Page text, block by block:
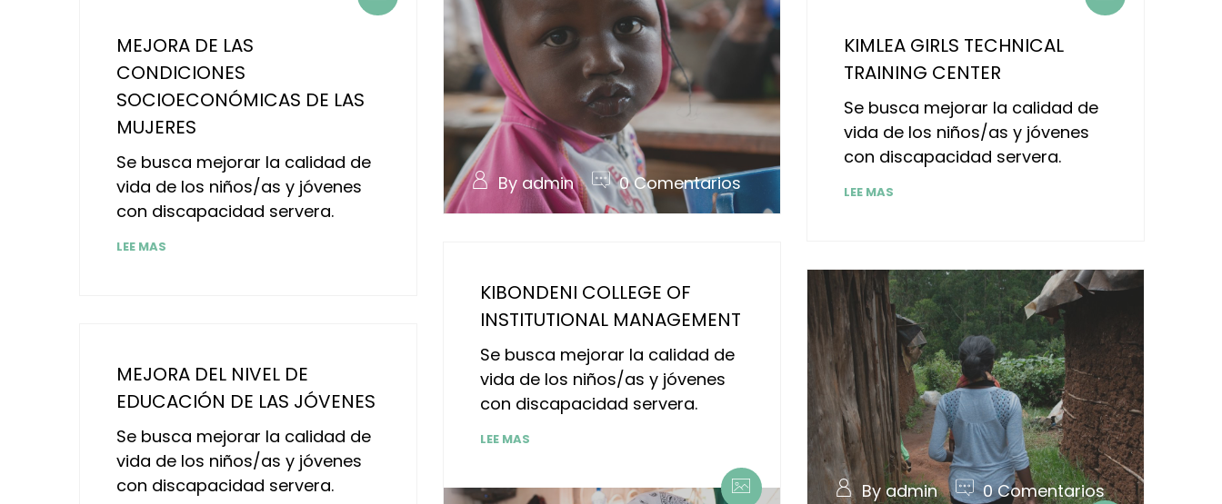
MEJORA DE LAS
CONDICIONES
SOCIOECONÓMICAS DE LAS
MUJERES
Se busca mejorar la calidad de
vida de los niños/as y jóvenes
con discapacidad servera.
LEE MAS
By admin 0 Comentarios
KIMLEA GIRLS TECHNICAL
TRAINING CENTER
Se busca mejorar la calidad de
vida de los niños/as y jóvenes
con discapacidad servera.
LEE MAS
KIBONDENI COLLEGE OF
INSTITUTIONAL MANAGEMENT
Se busca mejorar la calidad de
vida de los niños/as y jóvenes
con discapacidad servera.
LEE MAS
By admin 0 Comentarios
MEJORA DEL NIVEL DE
EDUCACIÓN DE LAS JÓVENES
Se busca mejorar la calidad de
vida de los niños/as y jóvenes
con discapacidad servera.